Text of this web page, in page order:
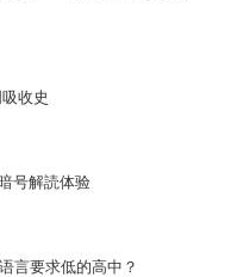
收史
号解読体验
言要求低的高中？